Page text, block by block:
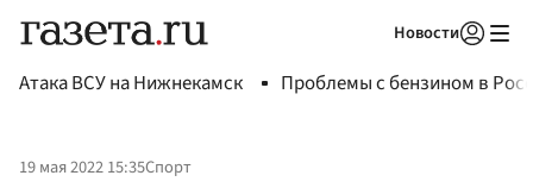
Новости
Атака ВСУ на Нижнекамск Проблемы с бензином в
19 мая 2022 15:35Спорт